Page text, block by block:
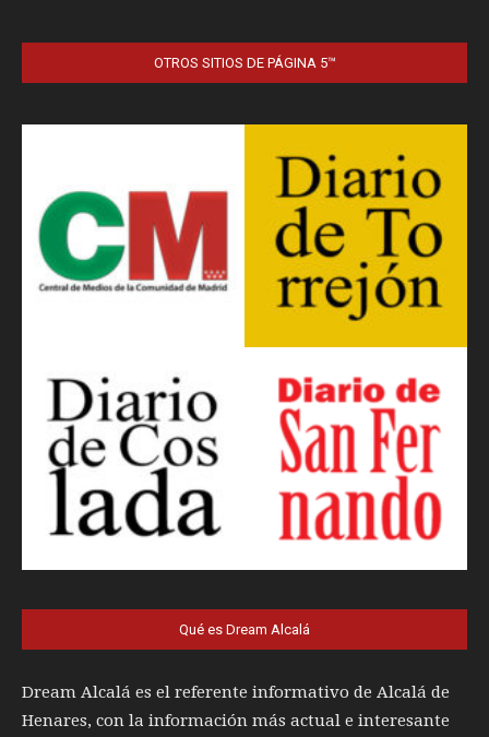
OTROS SITIOS DE PÁGINA 5™
Qué es Dream Alcalá
Dream Alcalá es el referente informativo de Alcalá de
Henares, con la información más actual e interesante